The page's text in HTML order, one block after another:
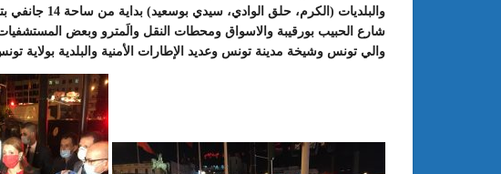
والبلديات
شارع الحبيب بورقيبة والاسواق ومحطات النقل والَمترو وبعض
والي تونس وشيخة مدينة تونس وعديد الإطارات الأمنية والبلدية بولاية